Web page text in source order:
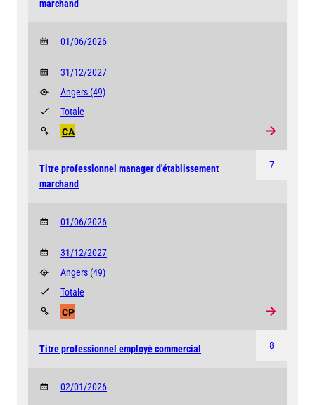
marchand
01/06/2026
31/12/2027
Angers (49)
CA
Totale
7
Titre professionnel manager d'établissement
marchand
01/06/2026
31/12/2027
Angers (49)
CP
Totale
8
Titre professionnel employé commercial
02/01/2026